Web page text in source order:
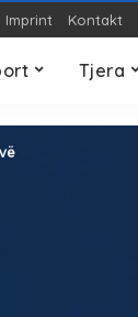
Imprint Kontakt
Tjera